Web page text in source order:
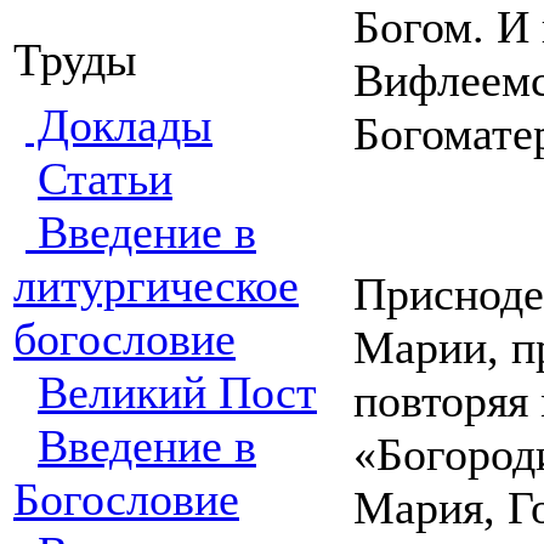
Труды
Доклады
Статьи
Введение в
литургическое
богословие
Великий Пост
Введение в
Богословие
Богом. И
Марии,
Мария,